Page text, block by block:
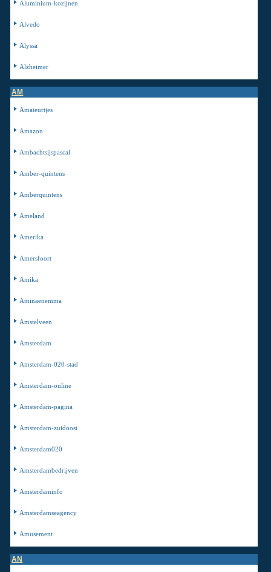
Aluminium-kozijnen
Alvedo
Alyssa
Alzheimer
AM
Amateurtjes
Amazon
Ambachtsijspascal
Amber-quintens
Amberquintens
Ameland
Amerika
Amersfoort
Amika
Aminaenemma
Amstelveen
Amsterdam
Amsterdam-020-stad
Amsterdam-online
Amsterdam-pagina
Amsterdam-zuidoost
Amsterdam020
Amsterdambedrijven
Amsterdaminfo
Amsterdamseagency
Amusement
AN